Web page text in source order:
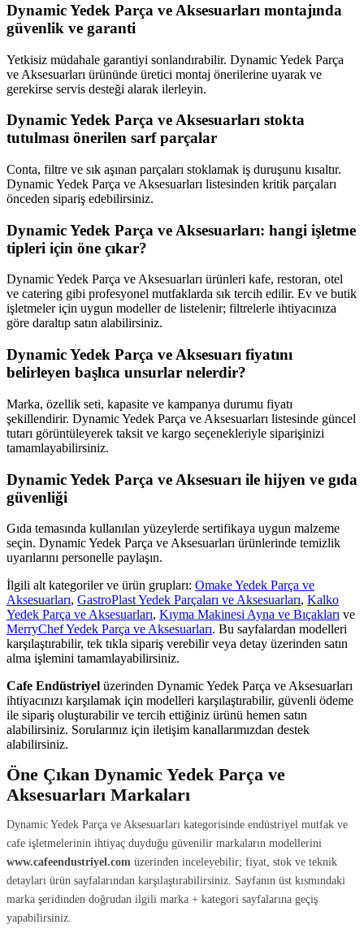
Dynamic Yedek Parça ve Aksesuarları montajında
güvenlik ve garanti
Yetkisiz müdahale garantiyi sonlandırabilir. Dynamic Yedek Parça
ve Aksesuarları ürününde üretici montaj önerilerine uyarak ve
gerekirse servis desteği alarak ilerleyin.
Dynamic Yedek Parça ve Aksesuarları stokta
tutulması önerilen sarf parçalar
Conta, filtre ve sık aşınan parçaları stoklamak iş duruşunu kısaltır.
Dynamic Yedek Parça ve Aksesuarları listesinden kritik parçaları
önceden sipariş edebilirsiniz.
Dynamic Yedek Parça ve Aksesuarları: hangi işletme
tipleri için öne çıkar?
Dynamic Yedek Parça ve Aksesuarları ürünleri kafe, restoran, otel
ve catering gibi profesyonel mutfaklarda sık tercih edilir. Ev ve butik
işletmeler için uygun modeller de listelenir; filtrelerle ihtiyacınıza
göre daraltıp satın alabilirsiniz.
Dynamic Yedek Parça ve Aksesuarı fiyatını
belirleyen başlıca unsurlar nelerdir?
Marka, özellik seti, kapasite ve kampanya durumu fiyatı
şekillendirir. Dynamic Yedek Parça ve Aksesuarları listesinde güncel
tutarı görüntüleyerek taksit ve kargo seçenekleriyle siparişinizi
tamamlayabilirsiniz.
Dynamic Yedek Parça ve Aksesuarı ile hijyen ve gıda
güvenliği
Gıda temasında kullanılan yüzeylerde sertifikaya uygun malzeme
seçin. Dynamic Yedek Parça ve Aksesuarları ürünlerinde temizlik
uyarılarını personelle paylaşın.
İlgili alt kategoriler ve ürün grupları: Omake Yedek Parça ve
Aksesuarları, GastroPlast Yedek Parçaları ve Aksesuarları, Kalko
Yedek Parça ve Aksesuarları, Kıyma Makinesi Ayna ve Bıçakları ve
MerryChef Yedek Parça ve Aksesuarları. Bu sayfalardan modelleri
karşılaştırabilir, tek tıkla sipariş verebilir veya detay üzerinden satın
alma işlemini tamamlayabilirsiniz.
Cafe Endüstriyel üzerinden Dynamic Yedek Parça ve Aksesuarları
ihtiyacınızı karşılamak için modelleri karşılaştırabilir, güvenli ödeme
ile sipariş oluşturabilir ve tercih ettiğiniz ürünü hemen satın
alabilirsiniz. Sorularınız için iletişim kanallarımızdan destek
alabilirsiniz.
Öne Çıkan Dynamic Yedek Parça ve
Aksesuarları Markaları
Dynamic Yedek Parça ve Aksesuarları kategorisinde endüstriyel mutfak ve
cafe işletmelerinin ihtiyaç duyduğu güvenilir markaların modellerini
www.cafeendustriyel.com üzerinden inceleyebilir; fiyat, stok ve teknik
detayları ürün sayfalarından karşılaştırabilirsiniz. Sayfanın üst kısmındaki
marka şeridinden doğrudan ilgili marka + kategori sayfalarına geçiş
yapabilirsiniz.